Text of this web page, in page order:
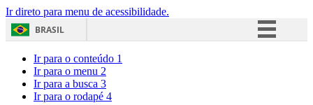
Ir direto para menu de acessibilidade.
BRASIL
Ir para o conteúdo 1
Ir para o menu 2
Ir para a busca 3
Ir para o rodapé 4